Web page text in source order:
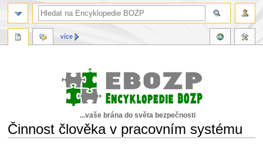
...vaše brána do světa bezpečnosti
Činnost člověka v pracovním systému
více